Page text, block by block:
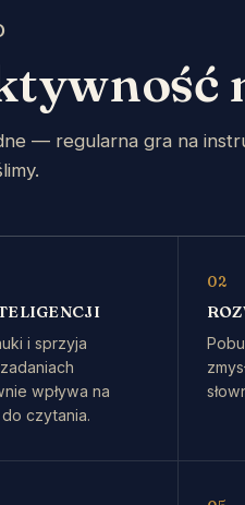
— regularna gra na
i sprzyja
wpływa na
czytania.
02